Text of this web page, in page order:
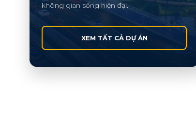
không gian sống hiện đại.
XEM TẤT CẢ DỰ ÁN